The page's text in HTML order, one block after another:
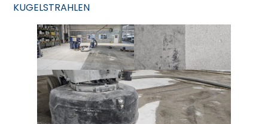
KUGELSTRAHLEN